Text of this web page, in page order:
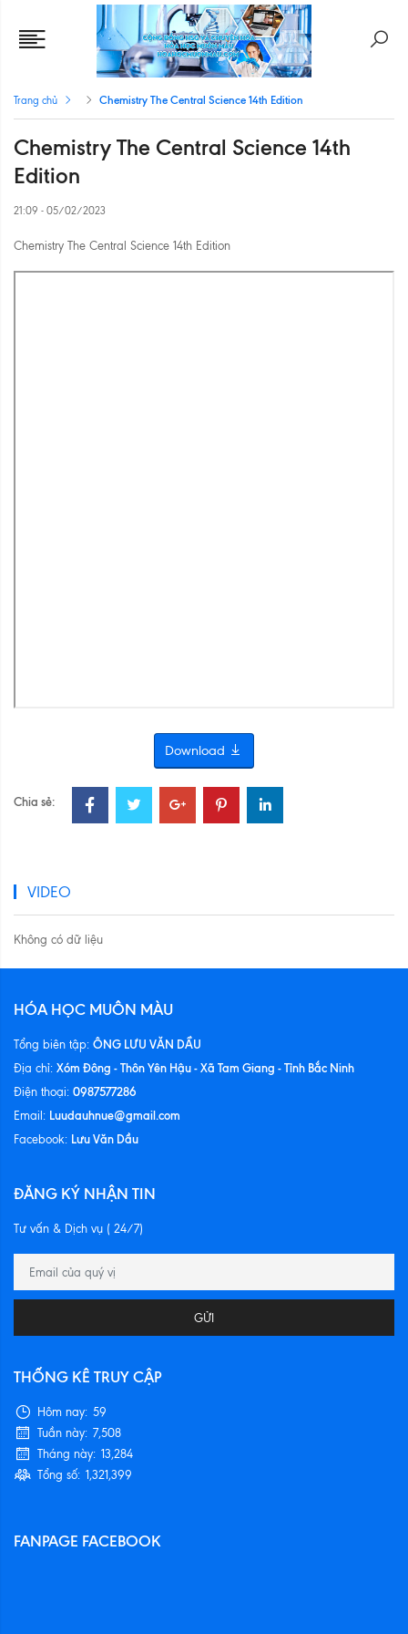
Trang chủ Chemistry The Central Science 14th Edition
Chemistry The Central Science 14th
Edition
21:09 - 05/02/2023
Chemistry The Central Science 14th Edition
Download
Chia sẻ:
VIDEO
Không có dữ liệu
HÓA HỌC MUÔN MÀU
Tổng biên tập: ÔNG LƯU VĂN DẦU
Địa chỉ: Xóm Đông - Thôn Yên Hậu - Xã Tam Giang - Tỉnh Bắc Ninh
Điện thoại: 0987577286
Email: Luudauhnue@gmail.com
Facebook: Lưu Văn Dầu
ĐĂNG KÝ NHẬN TIN
Tư vấn & Dịch vụ ( 24/7)
GỬI
THỐNG KÊ TRUY CẬP
Hôm nay: 59
Tuần này: 7,508
Tháng này: 13,284
Tổng số: 1,321,399
FANPAGE FACEBOOK